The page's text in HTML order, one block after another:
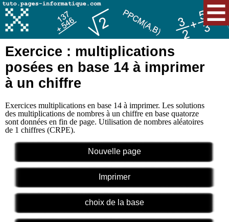
Exercice : multiplications
posées en base 14 à imprimer
à un chiffre
Exercices multiplications en base 14 à imprimer. Les solutions
des multiplications de nombres à un chiffre en base quatorze
sont données en fin de page. Utilisation de nombres aléatoires
de 1 chiffres (CRPE).
Nouvelle page
Imprimer
choix de la base